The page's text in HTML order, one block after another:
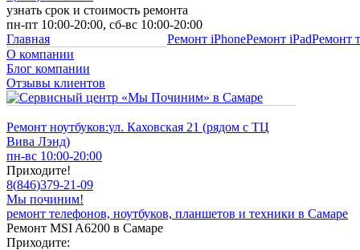
узнать срок и стоимость ремонта
пн-пт 10:00-20:00, сб-вс 10:00-20:00
Главная
О компании
Блог компании
Отзывы клиентов
Ремонт iPhoneРемонт iPadРемонт
Ремонт ноутбуков:ул. Каховская 21 (рядом с ТЦ
Вива Лэнд)
пн-вс 10:00-20:00
Приходите!
8(846)379-21-09
Мы починим!
ремонт телефонов, ноутбуков, планшетов и техники в Самаре
Ремонт MSI A6200 в Самаре
Приходите: